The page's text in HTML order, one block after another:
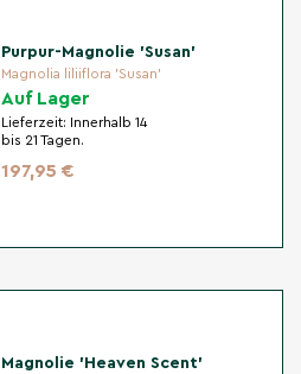
Purpur-Magnolie 'Susan'
Magnolia liliiflora 'Susan'
Auf Lager
Lieferzeit:
Innerhalb 14
bis 21 Tagen.
197,95 €
Magnolie 'Heaven Scent'